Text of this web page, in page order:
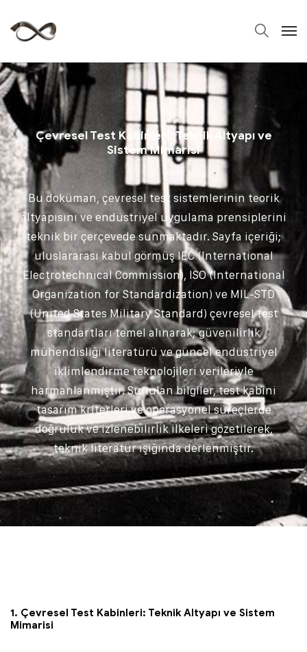
Çevresel Test Kabinleri: Teknik Altyapı ve
Sistem Mimarisi
Bu doküman, çevresel test sistemlerinin teorik
altyapısını ve endüstriyel uygulama prensiplerini
teknik bir çerçevede sunmaktadır. Sayfa içeriği;
uluslararası kabul görmüş IEC (International
Electrotechnical Commission), ISO (International
Organization for Standardization) ve MIL-STD
(United States Military Standard) çevresel test
standartları temel alınarak; güvenilirlik
mühendisliği literatürü ve güncel endüstriyel
iklimlendirme teknolojileri verileriyle
harmanlanmıştır. Sunulan bilgiler, test kabini
tasarım kriterleri ve operasyonel süreçlerde
doğruluk ve izlenebilirlik ilkeleri gözetilerek,
teknik literatür ışığında derlenmiştir.
1. Çevresel Test Kabinleri: Teknik Altyapı ve Sistem
Mimarisi